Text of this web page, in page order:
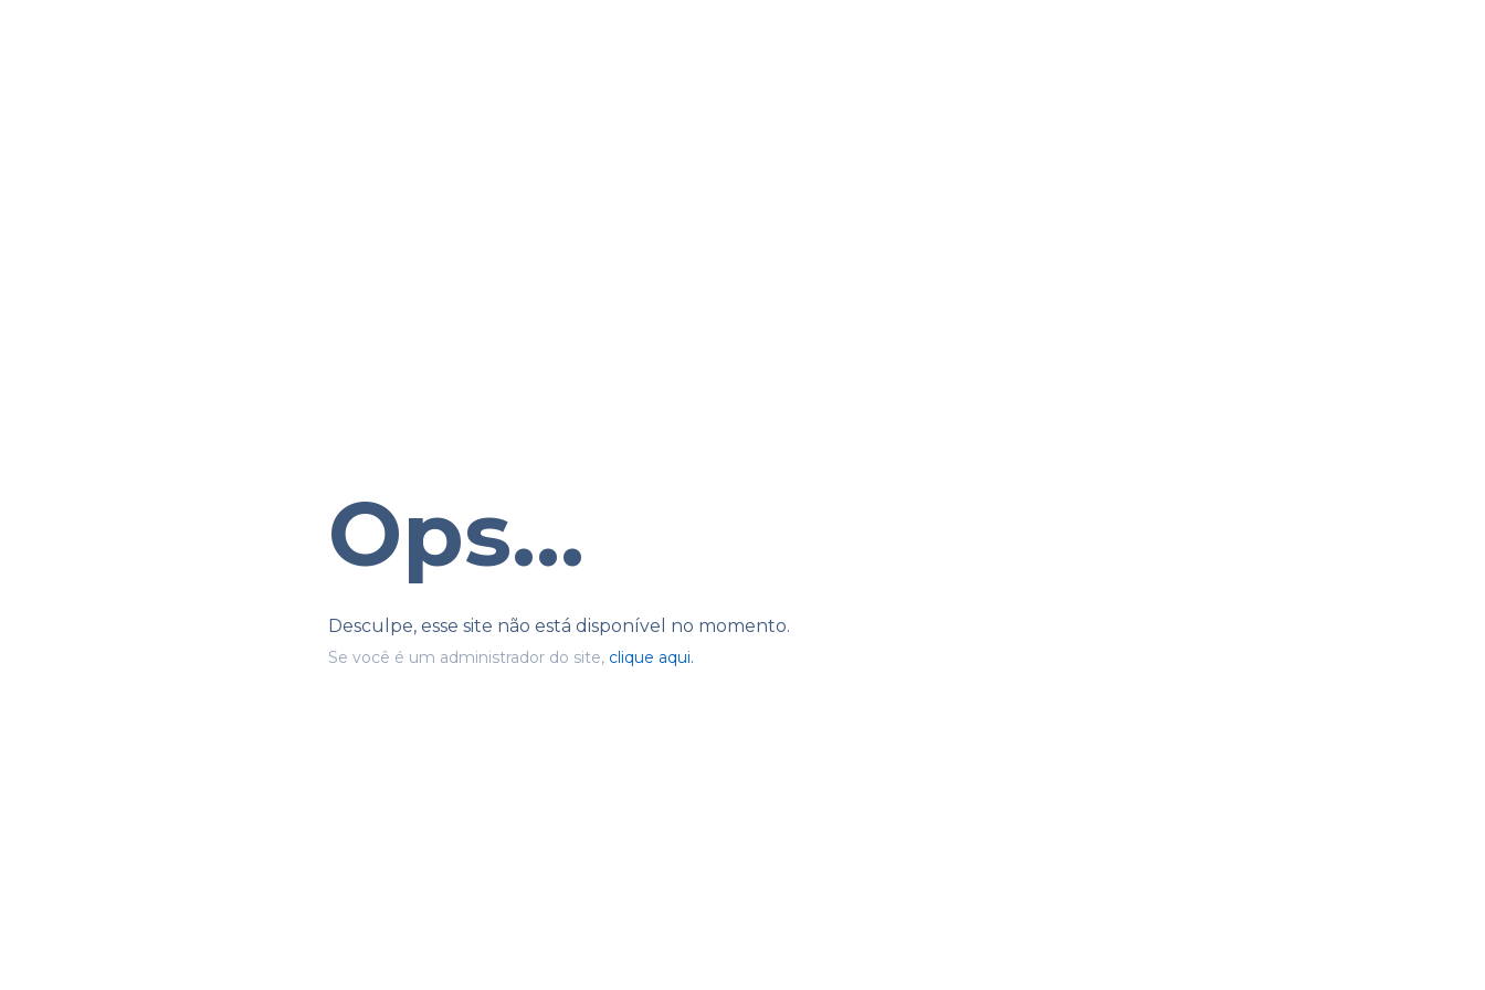
Ops...
Desculpe, esse site não está disponível no momento.
Se você é um administrador do site, clique aqui.